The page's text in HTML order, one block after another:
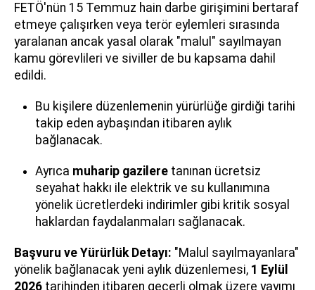
FETÖ'nün 15 Temmuz hain darbe girişimini bertaraf
etmeye çalışırken veya terör eylemleri sırasında
yaralanan ancak yasal olarak "malul" sayılmayan
kamu görevlileri ve siviller de bu kapsama dahil
edildi.
Bu kişilere düzenlemenin yürürlüğe girdiği tarihi
takip eden aybaşından itibaren aylık
bağlanacak.
Ayrıca muharip gazilere tanınan ücretsiz
seyahat hakkı ile elektrik ve su kullanımına
yönelik ücretlerdeki indirimler gibi kritik sosyal
haklardan faydalanmaları sağlanacak.
Başvuru ve Yürürlük Detayı: "Malul sayılmayanlara"
yönelik bağlanacak yeni aylık düzenlemesi, 1 Eylül
2026 tarihinden itibaren geçerli olmak üzere yayımı